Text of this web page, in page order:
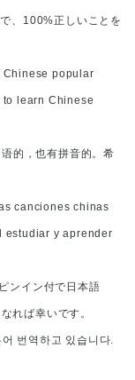
、100%正しいことを
popular
learn Chinese
的，也有拼音的。希
canciones chinas
estudiar y aprender
ンイン付で日本語
れば幸いです。
번역하고 있습니다.